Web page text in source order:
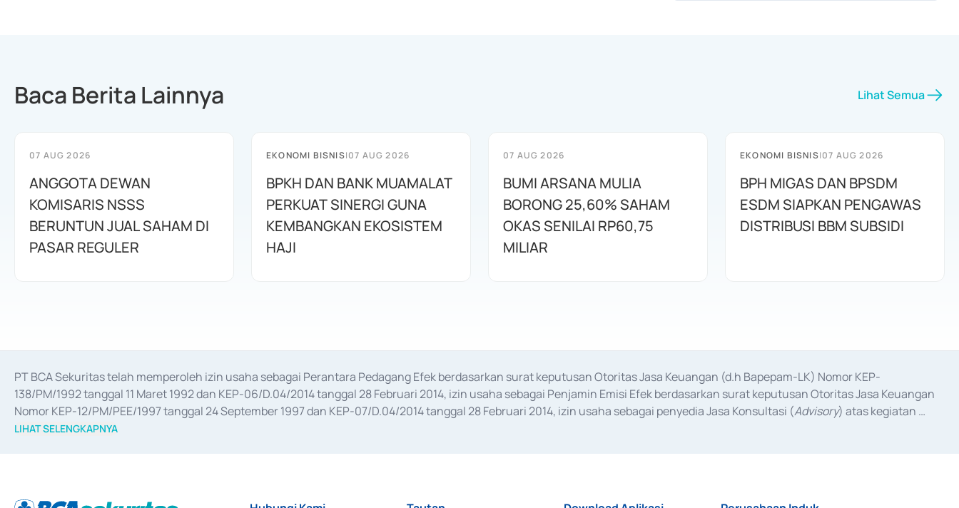
Baca Berita Lainnya Lihat Semua
07 AUG 2026
ANGGOTA DEWAN
KOMISARIS NSSS
BERUNTUN JUAL SAHAM DI
PASAR REGULER
EKONOMI BISNIS|07 AUG 2026
BPKH DAN BANK MUAMALAT
PERKUAT SINERGI GUNA
KEMBANGKAN EKOSISTEM
HAJI
07 AUG 2026
BUMI ARSANA MULIA
BORONG 25,60% SAHAM
OKAS SENILAI RP60,75
MILIAR
EKONOMI BISNIS|07 AUG 2026
BPH MIGAS DAN BPSDM
ESDM SIAPKAN PENGAWAS
DISTRIBUSI BBM SUBSIDI
PT BCA Sekuritas telah memperoleh izin usaha sebagai Perantara Pedagang Efek berdasarkan surat keputusan Otoritas Jasa Keuangan (d.h Bapepam-LK) Nomor KEP-
138/PM/1992 tanggal 11 Maret 1992 dan KEP-06/D.04/2014 tanggal 28 Februari 2014, izin usaha sebagai Penjamin Emisi Efek berdasarkan surat keputusan Otoritas Jasa Keuangan
Nomor KEP-12/PM/PEE/1997 tanggal 24 September 1997 dan KEP-07/D.04/2014 tanggal 28 Februari 2014, izin usaha sebagai penyedia Jasa Konsultasi (Advisory) atas kegiatan
merger, akuisisi, divestasi, dan
LIHAT SELENGKAPNYA